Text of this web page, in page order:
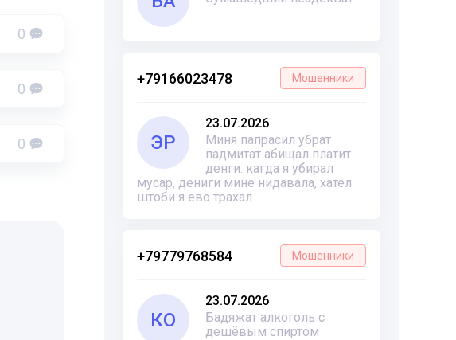
+79166023478 Мошенники
ЭР
23.07.2026
Миня папрасил убрат
падмитат абищал платит
денги. кагда я убирал
мусар, дениги мине нидавала, хател
штоби я ево трахал
+79779768584 Мошенники
КО
23.07.2026
Бадяжат алкоголь с
дешёвым спиртом
0
0
0